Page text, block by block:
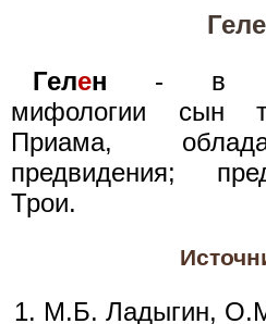
Гелен - в
мифологии сын
Приама,
предвидения;
Трои.
М.Б. Ладыгин,